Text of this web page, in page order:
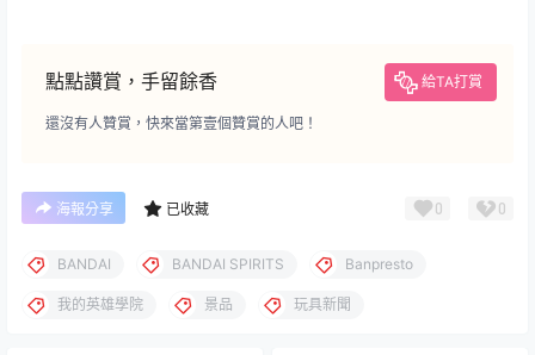
點點讚賞，手留餘香 給TA打賞
還沒有人贊賞，快來當第壹個贊賞的人吧！
海報分享 已收藏 0 0
BANDAI BANDAI SPIRITS Banpresto
我的英雄學院 景品 玩具新聞